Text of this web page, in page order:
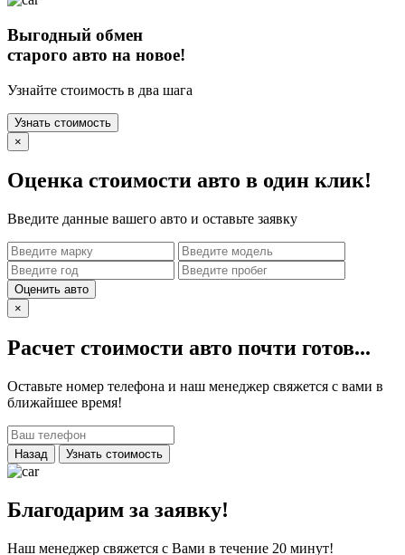
Выгодный обмен
старого авто на новое!
Узнайте стоимость в два шага
Узнать стоимость
×
Оценка стоимости авто в один клик!
Введите данные вашего авто и оставьте заявку
Оценить авто
×
Расчет стоимости авто почти готов...
Оставьте номер телефона и наш менеджер свяжется с вами в
ближайшее время!
Назад Узнать стоимость
Благодарим за заявку!
Наш менеджер свяжется с Вами в течение 20 минут!